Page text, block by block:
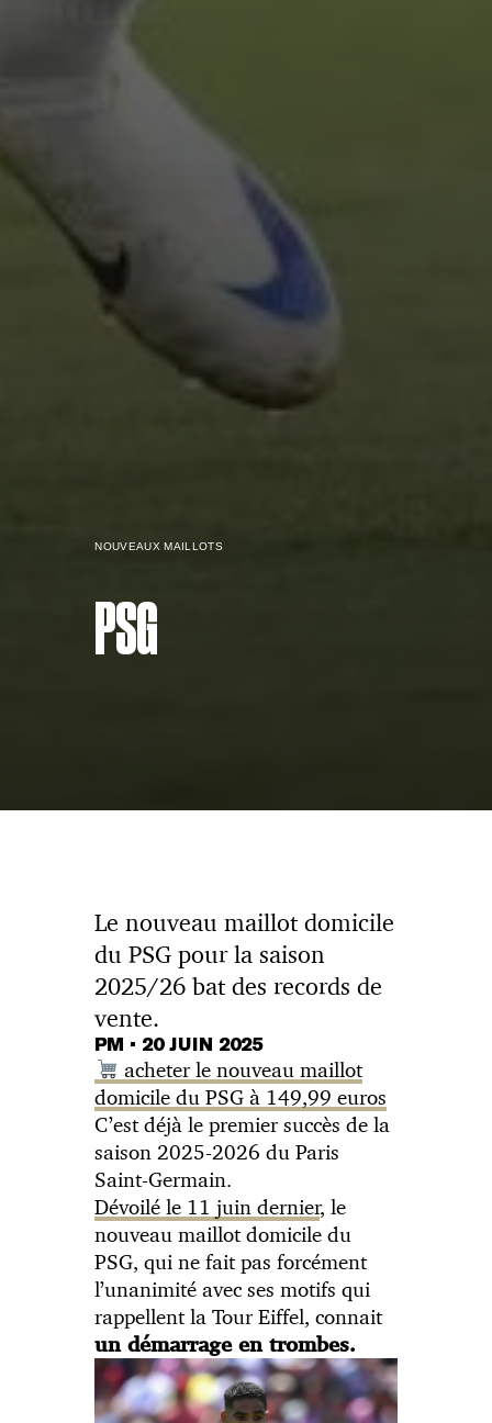
NOUVEAUX MAILLOTS
PSG
Le nouveau maillot domicile
du PSG pour la saison
2025/26 bat des records de
vente.
PM • 20 JUIN 2025
acheter le nouveau maillot
domicile du PSG à 149,99 euros
C’est déjà le premier succès de la
saison 2025-2026 du Paris
Saint-Germain.
Dévoilé le 11 juin dernier, le
nouveau maillot domicile du
PSG, qui ne fait pas forcément
l’unanimité avec ses motifs qui
rappellent la Tour Eiffel, connait
un démarrage en trombes.